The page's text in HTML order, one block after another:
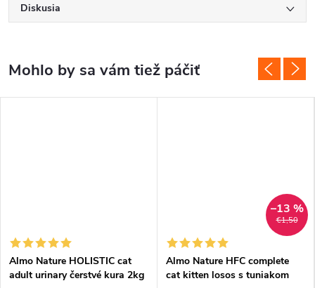
Diskusia
Almo Nature HOLISTIC cat
adult urinary čerstvé kura 2kg
€1,50
–13 %
Almo Nature HFC complete
cat kitten losos s tuniakom